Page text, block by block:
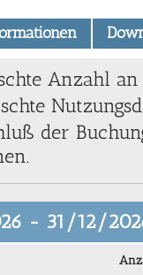
Anzahl an
der
- 31/12/